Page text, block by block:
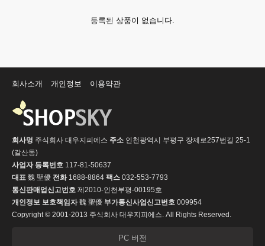
등록된 상품이 없습니다.
회사소개 개인정보 이용약관
회사명 주식회사 대우지피에스 주소 인천광역시 부평구 장제로257번길 25-1
(갈산동)
사업자 등록번호 117-81-50637
대표 魏 聖優 전화1688-8864 팩스 032-553-7793
통신판매업신고번호 제2010-인천부평-00195호
개인정보 보호책임자魏 聖優 부가통신사업신고번호 009954
Copyright © 2001-2013 주식회사 대우지피에스. All Rights Reserved.
PC 버전